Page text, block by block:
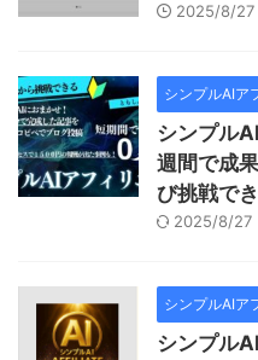
2025/8/27
シンプルAIア
シンプル
週間で成
び挑戦で
2025/8/27
シンプルAIア
シンプル